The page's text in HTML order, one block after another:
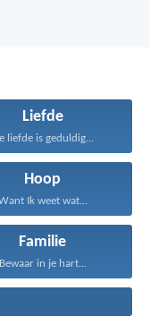
Liefde
liefde is geduldig...
Hoop
Ik weet wat...
Familie
Bewaar in je hart...